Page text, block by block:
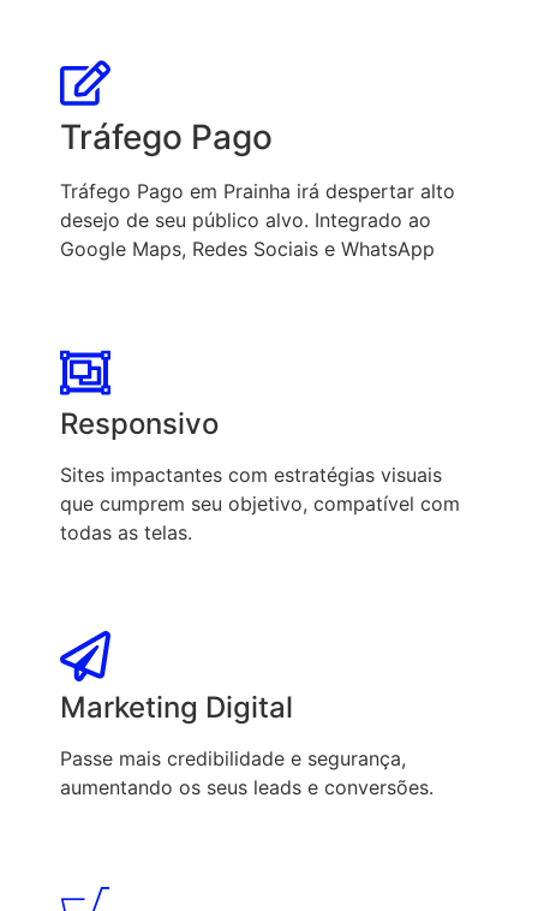
Tráfego Pago
Tráfego Pago em Prainha irá despertar alto
desejo de seu público alvo. Integrado ao
Google Maps, Redes Sociais e WhatsApp
Responsivo
Sites impactantes com estratégias visuais
que cumprem seu objetivo, compatível com
todas as telas.
Marketing Digital
Passe mais credibilidade e segurança,
aumentando os seus leads e conversões.